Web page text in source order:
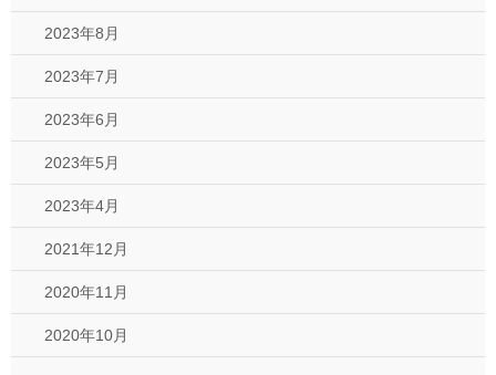
2023年8月
2023年7月
2023年6月
2023年5月
2023年4月
2021年12月
2020年11月
2020年10月